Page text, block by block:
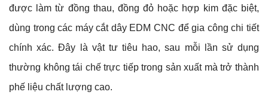
được làm từ đồng thau, đồng đỏ hoặc hợp kim đặc biệt,
dùng trong các máy cắt dây EDM CNC để gia công chi tiết
chính xác. Đây là vật tư tiêu hao, sau mỗi lần sử dụng
thường không tái chế trực tiếp trong sản xuất mà trở thành
phế liệu chất lượng cao.